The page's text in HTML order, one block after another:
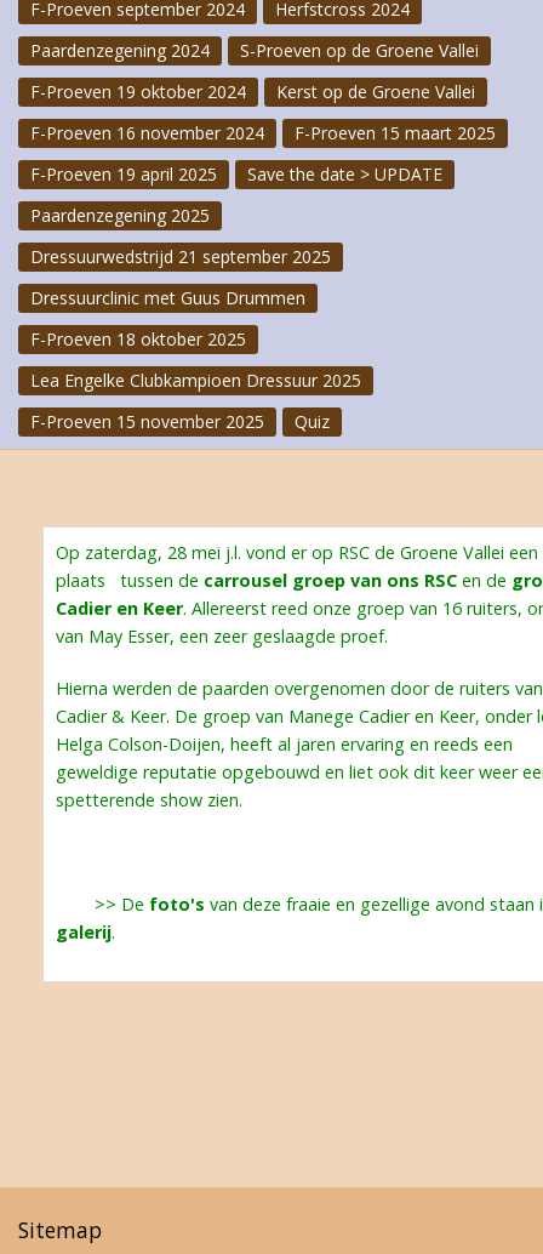
F-Proeven september 2024
Herfstcross 2024
Paardenzegening 2024
S-Proeven op de Groene Vallei
F-Proeven 19 oktober 2024
Kerst op de Groene Vallei
F-Proeven 16 november 2024
F-Proeven 15 maart 2025
F-Proeven 19 april 2025
Save the date > UPDATE
Paardenzegening 2025
Dressuurwedstrijd 21 september 2025
Dressuurclinic met Guus Drummen
F-Proeven 18 oktober 2025
Lea Engelke Clubkampioen Dressuur 2025
F-Proeven 15 november 2025
Quiz
Op zaterdag, 28 mei j.l. vond er op RSC de Groene Vallei
plaats tussen de carrousel groep van ons RSC en de
Cadier en Keer. Allereerst reed onze groep van 16 ruiters,
van May Esser, een zeer geslaagde proef.
Hierna werden de paarden overgenomen door de ruiters
Cadier & Keer. De groep van Manege Cadier en Keer, onder
Helga Colson-Doijen, heeft al jaren ervaring en reeds een
geweldige reputatie opgebouwd en liet ook dit keer weer
spetterende show zien.
>> De foto's van deze fraaie en gezellige avond staan
galerij.
Sitemap